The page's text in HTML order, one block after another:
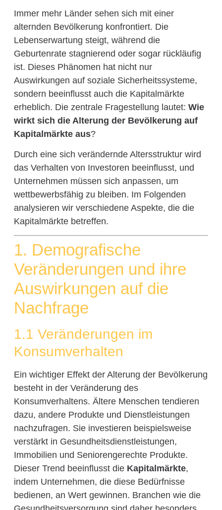
Immer mehr Länder sehen sich mit einer
alternden Bevölkerung konfrontiert. Die
Lebenserwartung steigt, während die
Geburtenrate stagnierend oder sogar rückläufig
ist. Dieses Phänomen hat nicht nur
Auswirkungen auf soziale Sicherheitssysteme,
sondern beeinflusst auch die Kapitalmärkte
erheblich. Die zentrale Fragestellung lautet: Wie
wirkt sich die Alterung der Bevölkerung auf
Kapitalmärkte aus?
Durch eine sich verändernde Altersstruktur wird
das Verhalten von Investoren beeinflusst, und
Unternehmen müssen sich anpassen, um
wettbewerbsfähig zu bleiben. Im Folgenden
analysieren wir verschiedene Aspekte, die die
Kapitalmärkte betreffen.
1. Demografische
Veränderungen und ihre
Auswirkungen auf die
Nachfrage
1.1 Veränderungen im
Konsumverhalten
Ein wichtiger Effekt der Alterung der Bevölkerung
besteht in der Veränderung des
Konsumverhaltens. Ältere Menschen tendieren
dazu, andere Produkte und Dienstleistungen
nachzufragen. Sie investieren beispielsweise
verstärkt in Gesundheitsdienstleistungen,
Immobilien und Seniorengerechte Produkte.
Dieser Trend beeinflusst die Kapitalmärkte,
indem Unternehmen, die diese Bedürfnisse
bedienen, an Wert gewinnen. Branchen wie die